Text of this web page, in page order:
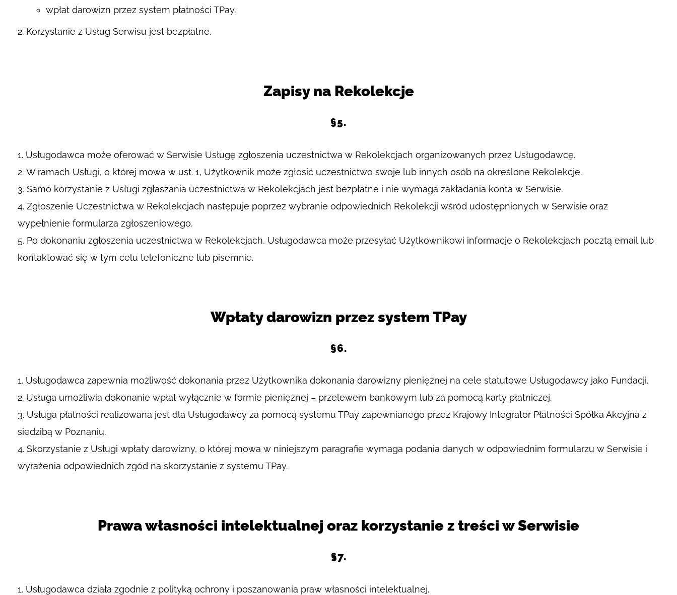
wpłat darowizn przez system płatności TPay.
Korzystanie z Usług Serwisu jest bezpłatne.
Zapisy na Rekolekcje
§5.
Usługodawca może oferować w Serwisie Usługę zgłoszenia uczestnictwa w Rekolekcjach organizowanych przez Usługodawcę.
W ramach Usługi, o której mowa w ust. 1, Użytkownik może zgłosić uczestnictwo swoje lub innych osób na określone Rekolekcje.
Samo korzystanie z Usługi zgłaszania uczestnictwa w Rekolekcjach jest bezpłatne i nie wymaga zakładania konta w Serwisie.
Zgłoszenie Uczestnictwa w Rekolekcjach następuje poprzez wybranie odpowiednich Rekolekcji wśród udostępnionych w Serwisie oraz
wypełnienie formularza zgłoszeniowego.
Po dokonaniu zgłoszenia uczestnictwa w Rekolekcjach, Usługodawca może przesyłać Użytkownikowi informacje o Rekolekcjach pocztą email lub
kontaktować się w tym celu telefoniczne lub pisemnie.
Wpłaty darowizn przez system TPay
§6.
Usługodawca zapewnia możliwość dokonania przez Użytkownika dokonania darowizny pieniężnej na cele statutowe Usługodawcy jako Fundacji.
Usługa umożliwia dokonanie wpłat wyłącznie w formie pieniężnej – przelewem bankowym lub za pomocą karty płatniczej.
Usługa płatności realizowana jest dla Usługodawcy za pomocą systemu TPay zapewnianego przez Krajowy Integrator Płatności Spółka Akcyjna z
siedzibą w Poznaniu.
Skorzystanie z Usługi wpłaty darowizny, o której mowa w niniejszym paragrafie wymaga podania danych w odpowiednim formularzu w Serwisie i
wyrażenia odpowiednich zgód na skorzystanie z systemu TPay.
Prawa własności intelektualnej oraz korzystanie z treści w Serwisie
§7.
Usługodawca działa zgodnie z polityką ochrony i poszanowania praw własności intelektualnej.